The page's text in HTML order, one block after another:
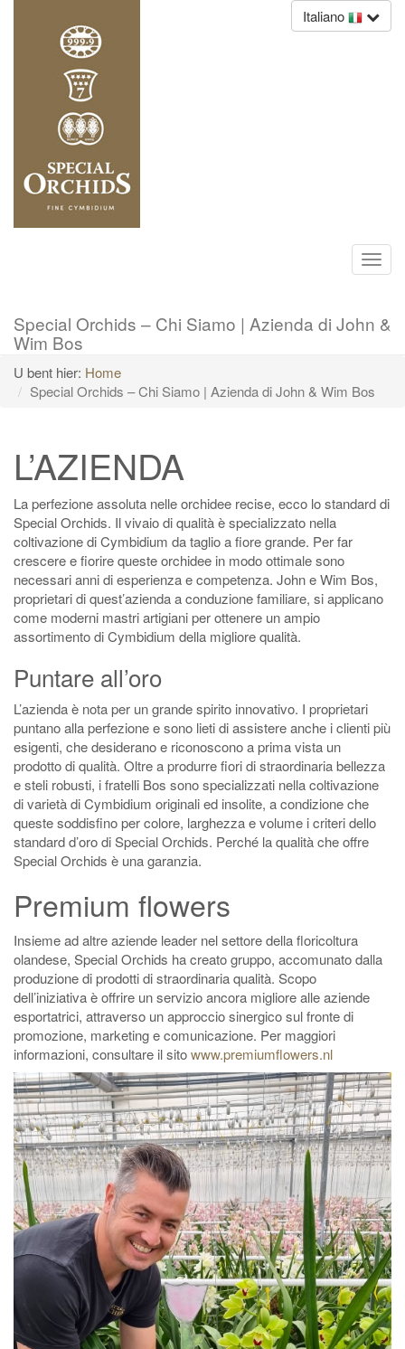
Italiano
Special Orchids – Chi Siamo | Azienda di John &
Wim Bos
U bent hier: Home
Special Orchids – Chi Siamo | Azienda di John & Wim Bos
L’AZIENDA
La perfezione assoluta nelle orchidee recise, ecco lo standard di
Special Orchids. Il vivaio di qualità è specializzato nella
coltivazione di Cymbidium da taglio a fiore grande. Per far
crescere e fiorire queste orchidee in modo ottimale sono
necessari anni di esperienza e competenza. John e Wim Bos,
proprietari di quest’azienda a conduzione familiare, si applicano
come moderni mastri artigiani per ottenere un ampio
assortimento di Cymbidium della migliore qualità.
Puntare all’oro
L’azienda è nota per un grande spirito innovativo. I proprietari
puntano alla perfezione e sono lieti di assistere anche i clienti più
esigenti, che desiderano e riconoscono a prima vista un
prodotto di qualità. Oltre a produrre fiori di straordinaria bellezza
e steli robusti, i fratelli Bos sono specializzati nella coltivazione
di varietà di Cymbidium originali ed insolite, a condizione che
queste soddisfino per colore, larghezza e volume i criteri dello
standard d’oro di Special Orchids. Perché la qualità che offre
Special Orchids è una garanzia.
Premium flowers
Insieme ad altre aziende leader nel settore della floricoltura
olandese, Special Orchids ha creato gruppo, accomunato dalla
produzione di prodotti di straordinaria qualità. Scopo
dell’iniziativa è offrire un servizio ancora migliore alle aziende
esportatrici, attraverso un approccio sinergico sul fronte di
promozione, marketing e comunicazione. Per maggiori
informazioni, consultare il sitowww.premiumflowers.nl